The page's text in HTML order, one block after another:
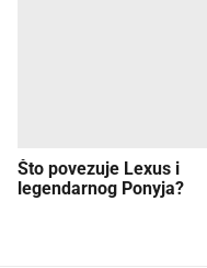
Što povezuje Lexus i
legendarnog Ponyja?